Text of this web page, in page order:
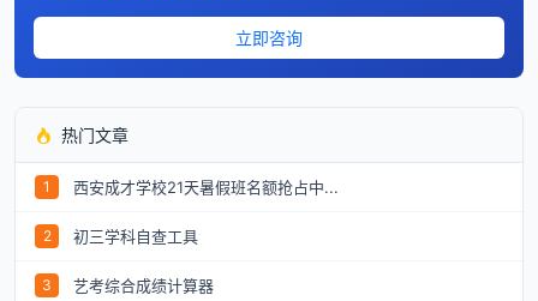
立即咨询
热门文章
1 西安成才学校21天暑假班名额抢占中...
2 初三学科自查工具
3 艺考综合成绩计算器